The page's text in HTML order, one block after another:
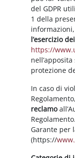
del GDPR
1 della
l’esercizio
https://
protezione
In caso di
reclamo
Garante per
(https://